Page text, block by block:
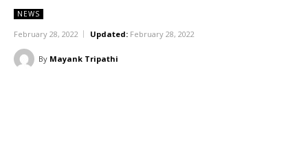
NEWS
February 28, 2022 Updated: February 28, 2022
By Mayank Tripathi